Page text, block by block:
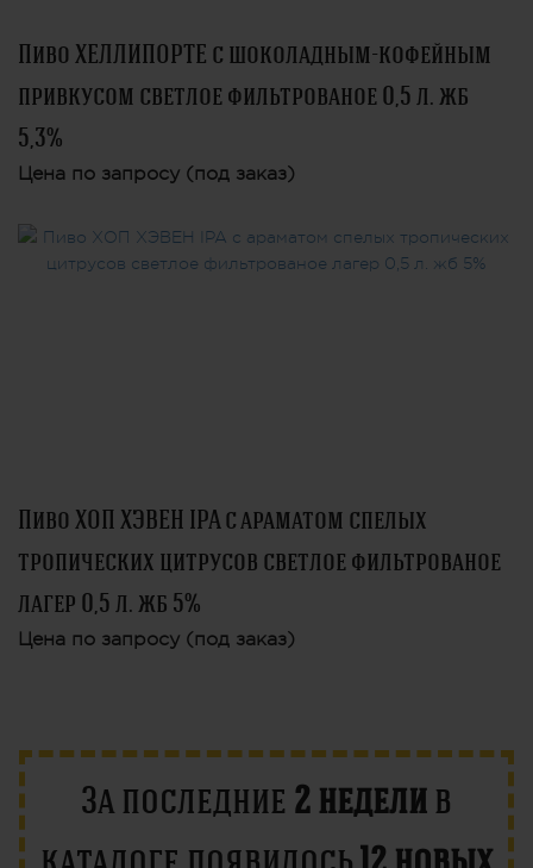
Пиво ХЕЛЛИПОРТЕ с шоколадным-кофейным
привкусом светлое фильтрованое 0,5 л. жб
5,3%
Цена по запросу (под заказ)
Пиво ХОП ХЭВЕН IPA с араматом спелых
тропических цитрусов светлое фильтрованое
лагер 0,5 л. жб 5%
Цена по запросу (под заказ)
За последние 2 недели в